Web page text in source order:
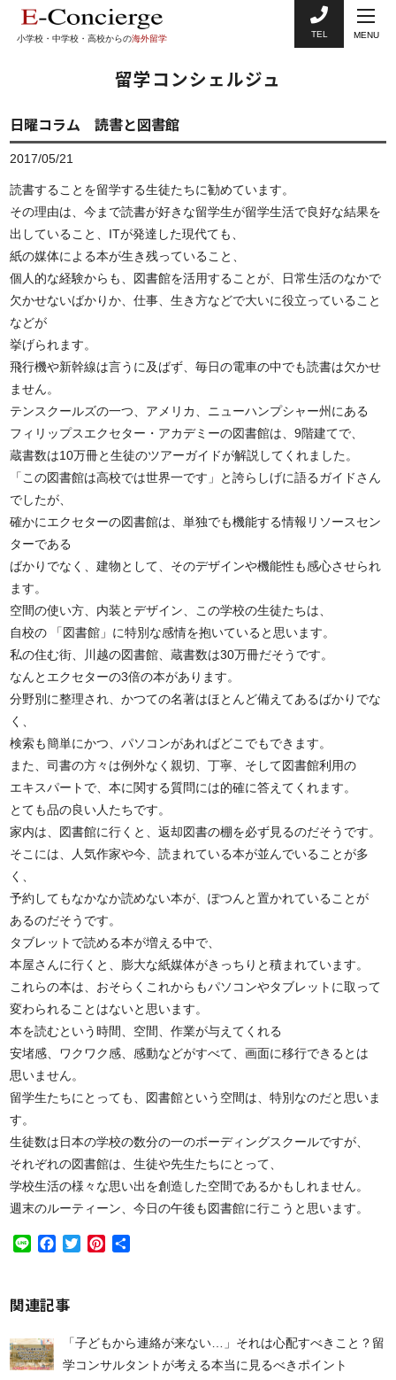
小学校・中学校・高校からの海外留学 TEL MENU
留学コンシェルジュ
日曜コラム 読書と図書館
2017/05/21
読書することを留学する生徒たちに勧めています。
その理由は、今まで読書が好きな留学生が留学生活で良好な結果を
出していること、ITが発達した現代ても、
紙の媒体による本が生き残っていること、
個人的な経験からも、図書館を活用することが、日常生活のなかで
欠かせないばかりか、仕事、生き方などで大いに役立っていること
などが
挙げられます。
飛行機や新幹線は言うに及ばず、毎日の電車の中でも読書は欠かせ
ません。
テンスクールズの一つ、アメリカ、ニューハンプシャー州にある
フィリップスエクセター・アカデミーの図書館は、9階建てで、
蔵書数は10万冊と生徒のツアーガイドが解説してくれました。
「この図書館は高校では世界一です」と誇らしげに語るガイドさん
でしたが、
確かにエクセターの図書館は、単独でも機能する情報リソースセン
ターである
ばかりでなく、建物として、そのデザインや機能性も感心させられ
ます。
空間の使い方、内装とデザイン、この学校の生徒たちは、
自校の 「図書館」に特別な感情を抱いていると思います。
私の住む街、川越の図書館、蔵書数は30万冊だそうです。
なんとエクセターの3倍の本があります。
分野別に整理され、かつての名著はほとんど備えてあるばかりでな
く、
検索も簡単にかつ、パソコンがあればどこでもできます。
また、司書の方々は例外なく親切、丁寧、そして図書館利用の
エキスパートで、本に関する質問には的確に答えてくれます。
とても品の良い人たちです。
家内は、図書館に行くと、返却図書の棚を必ず見るのだそうです。
そこには、人気作家や今、読まれている本が並んでいることが多
く、
予約してもなかなか読めない本が、ぽつんと置かれていることが
あるのだそうです。
タブレットで読める本が増える中で、
本屋さんに行くと、膨大な紙媒体がきっちりと積まれています。
これらの本は、おそらくこれからもパソコンやタブレットに取って
変わられることはないと思います。
本を読むという時間、空間、作業が与えてくれる
安堵感、ワクワク感、感動などがすべて、画面に移行できるとは
思いません。
留学生たちにとっても、図書館という空間は、特別なのだと思いま
す。
生徒数は日本の学校の数分の一のボーディングスクールですが、
それぞれの図書館は、生徒や先生たちにとって、
学校生活の様々な思い出を創造した空間であるかもしれません。
週末のルーティーン、今日の午後も図書館に行こうと思います。
Line Facebook
TwitterPinterest
関連記事
「子どもから連絡が来ない…」それは心配すべきこと？留
学コンサルタントが考える本当に見るべきポイント